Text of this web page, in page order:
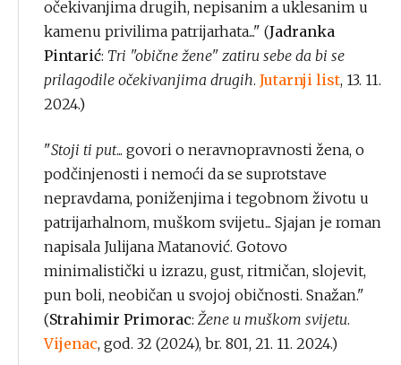
očekivanjima drugih, nepisanim a uklesanim u
kamenu privilima patrijarhata..." (Jadranka
Pintarić: Tri "obične žene" zatiru sebe da bi se
prilagodile očekivanjima drugih. Jutarnji list, 13. 11.
2024.)
"Stoji ti put... govori o neravnopravnosti žena, o
podčinjenosti i nemoći da se suprotstave
nepravdama, poniženjima i tegobnom životu u
patrijarhalnom, muškom svijetu... Sjajan je roman
napisala Julijana Matanović. Gotovo
minimalistički u izrazu, gust, ritmičan, slojevit,
pun boli, neobičan u svojoj običnosti. Snažan."
(Strahimir Primorac: Žene u muškom svijetu.
Vijenac, god. 32 (2024), br. 801, 21. 11. 2024.)